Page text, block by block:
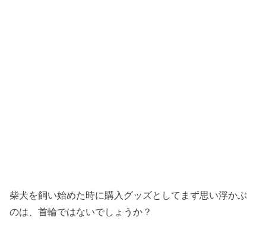
柴犬を飼い始めた時に購入グッズとしてまず思い浮かぶ
のは、首輪ではないでしょうか？